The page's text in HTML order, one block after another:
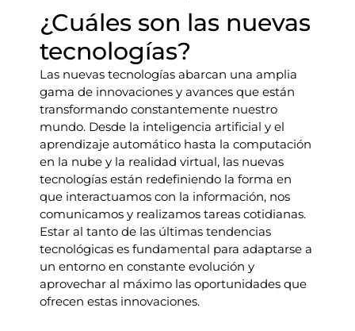
¿Cuáles son las nuevas
tecnologías?
Las nuevas tecnologías abarcan una amplia
gama de innovaciones y avances que están
transformando constantemente nuestro
mundo. Desde la inteligencia artificial y el
aprendizaje automático hasta la computación
en la nube y la realidad virtual, las nuevas
tecnologías están redefiniendo la forma en
que interactuamos con la información, nos
comunicamos y realizamos tareas cotidianas.
Estar al tanto de las últimas tendencias
tecnológicas es fundamental para adaptarse a
un entorno en constante evolución y
aprovechar al máximo las oportunidades que
ofrecen estas innovaciones.